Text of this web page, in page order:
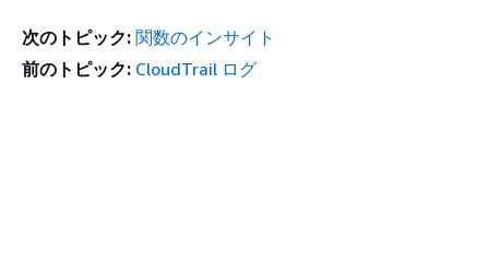
次のトピック: 関数のインサイト
前のトピック: CloudTrail ログ